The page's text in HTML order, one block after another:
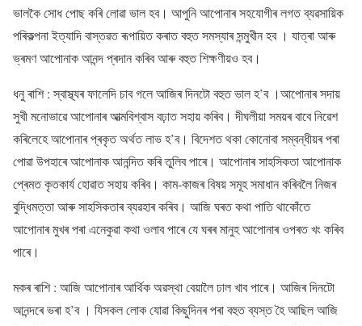
ভালকৈ সোধ পোছ কৰি লোৱা ভাল হব। আপুনি আপোনাৰ সহযোগীৰ লগত ব্যৱসায়িক
পৰিকল্পনা ইত্যাদি বাস্তৱত ৰূপায়িত কৰাত বহুত সমস্যাৰ সন্মুখীন হব । যাত্ৰা আৰু
ভ্ৰমণ আপোনাক আনন্দ প্ৰদান কৰিব আৰু বহুত শিক্ষণীয়ও হব।
ধনু ৰাশি : স্বাস্থ্যৰ ফালেদি চাব গলে আজিৰ দিনটো বহুত ভাল হ’ব ।আপোনাৰ সদায়
সুখী মনোভাৱে আপোনাৰ আত্মবিশ্বাস বঢ়াত সহায় কৰিব। দীঘলীয়া সময়ৰ বাবে নিৱেশ
কৰিলেহে আপোনাৰ প্ৰকৃত অৰ্থত লাভ হ’ব। বিদেশত থকা কোনোবা সম্বন্ধীয়ৰ পৰা
পোৱা উপহাৰে আপোনাক আনন্দিত কৰি তুলিব পাৰে। আপোনাৰ সাহসিকতা আপোনাক
প্ৰেমত কৃতকাৰ্য হোৱাত সহায় কৰিব। কাম-কাজৰ বিষয় সমূহ সমাধান কৰিবলৈ নিজৰ
বুদ্ধিমত্তা আৰু সাহসিকতাৰ ব্যৱহাৰ কৰিব। আজি ঘৰত কথা পাতি থাকোঁতে
আপোনাৰ মুখৰ পৰা এনেকুৱা কথা ওলাব পাৰে যে ঘৰৰ মানুহ আপোনাৰ ওপৰত খং কৰিব
পাৰে।
মকৰ ৰাশি : আজি আপোনাৰ আৰ্থিক অৱস্থা বেয়ালৈ ঢাল খাব পাৰে। আজিৰ দিনটো
আনন্দৰে ভৰা হ’ব । যিসকল লোক যোৱা কিছুদিনৰ পৰা বহুত ব্যস্ত হৈ আছিল আজি